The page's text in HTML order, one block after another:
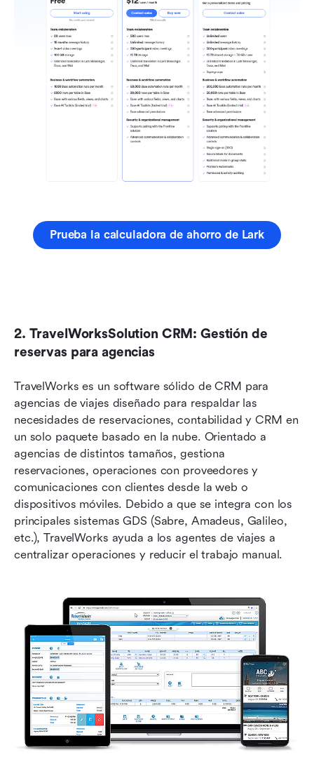
Prueba la calculadora de ahorro de Lark
2. TravelWorksSolution CRM: Gestión de
reservas para agencias
TravelWorks es un software sólido de CRM para
agencias de viajes diseñado para respaldar las
necesidades de reservaciones, contabilidad y CRM en
un solo paquete basado en la nube. Orientado a
agencias de distintos tamaños, gestiona
reservaciones, operaciones con proveedores y
comunicaciones con clientes desde la web o
dispositivos móviles. Debido a que se integra con los
principales sistemas GDS (Sabre, Amadeus, Galileo,
etc.), TravelWorks ayuda a los agentes de viajes a
centralizar operaciones y reducir el trabajo manual.